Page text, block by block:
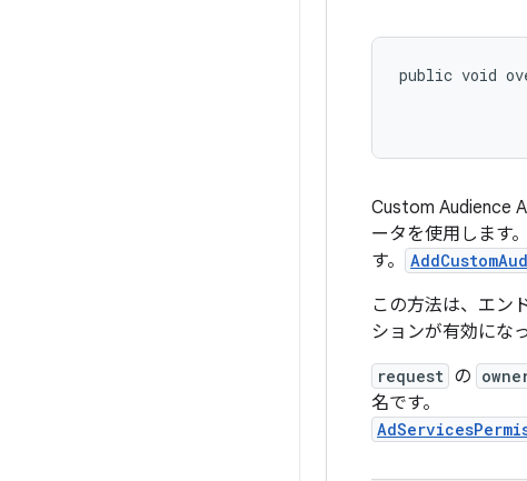
public void
Custom Audience
ータを使用します。
す。
この方法は、エン
ションが有効にな
request の
名です。